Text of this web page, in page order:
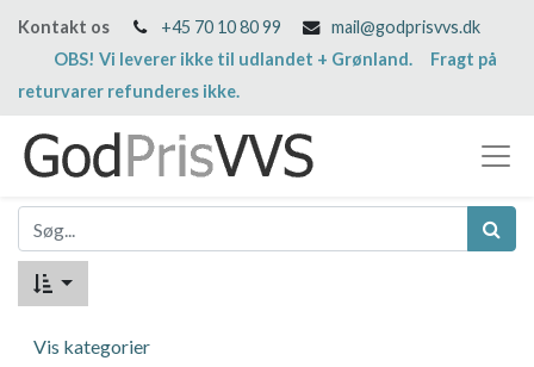
Kontakt os +45 70 10 80 99
mail@godprisvvs.dk
OBS! Vi leverer ikke til udlandet + Grønland. Fragt på
returvarer refunderes ikke.
Vis kategorier